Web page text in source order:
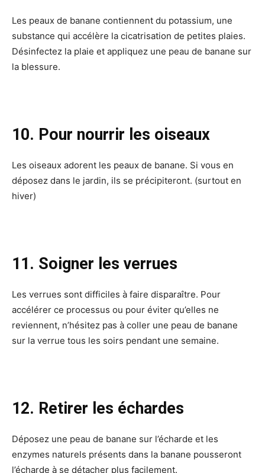
Les peaux de banane contiennent du potassium, une
substance qui accélère la cicatrisation de petites plaies.
Désinfectez la plaie et appliquez une peau de banane sur
la blessure.
10. Pour nourrir les oiseaux
Les oiseaux adorent les peaux de banane. Si vous en
déposez dans le jardin, ils se précipiteront. (surtout en
hiver)
11. Soigner les verrues
Les verrues sont difficiles à faire disparaître. Pour
accélérer ce processus ou pour éviter qu’elles ne
reviennent, n’hésitez pas à coller une peau de banane
sur la verrue tous les soirs pendant une semaine.
12. Retirer les échardes
Déposez une peau de banane sur l’écharde et les
enzymes naturels présents dans la banane pousseront
l’écharde à se détacher plus facilement.